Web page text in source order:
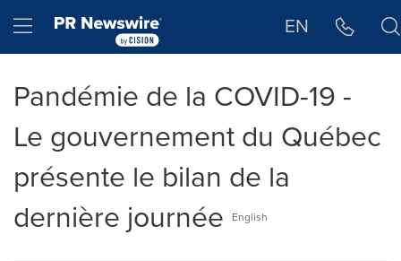
Hamburger menu EN
Pandémie de la COVID-19 -
Le gouvernement du Québec
présente le bilan de la
dernière journée
English